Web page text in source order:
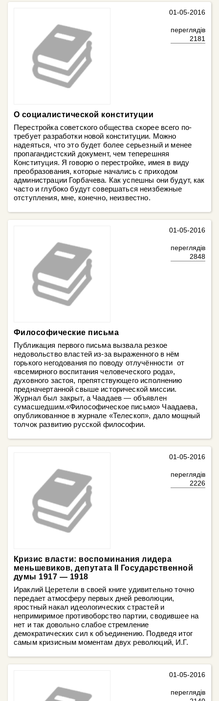
01-05-2016
переглядів
2181
О социалистической конституции
Перестройка советского общества скорее всего по­
требует разработки новой конституции. Можно
надеять­ся, что это будет более серьезный и менее
пропагандист­ский документ, чем теперешняя
Конституция. Я говорю о перестройке, имея в виду
преобразования, которые начались с приходом
администрации Горбачева. Как успешны они будут, как
часто и глубоко будут совер­шаться неизбежные
отступления, мне, конечно, неизвест­но.
01-05-2016
переглядів
2848
Философические письма
Публикация первого письма вызвала резкое
недовольство властей из-за выраженного в нём
горького негодования по поводу отлучённости от
«всемирного воспитания человеческого рода»,
духовного застоя, препятствующего исполнению
предначертанной свыше исторической миссии.
Журнал был закрыт, а Чаадаев — объявлен
сумасшедшим.«Философическое письмо» Чаадаева,
опубликованное в журнале «Телескоп», дало мощный
толчок развитию русской философии.
01-05-2016
переглядів
2226
Кризис власти: воспоминания лидера
меньшевиков, депутата II Государственной
думы 1917 — 1918
Ираклий Церетели в своей книге удивительно точно
передает атмосферу первых дней революции,
яростный накал идеологических страстей и
непримиримое противоборство партии, сводившее на
нет и так довольно слабое стремление
демократических сил к объединению. Подведя итог
самым кризисным моментам двух революций, И.Г.
01-05-2016
переглядів